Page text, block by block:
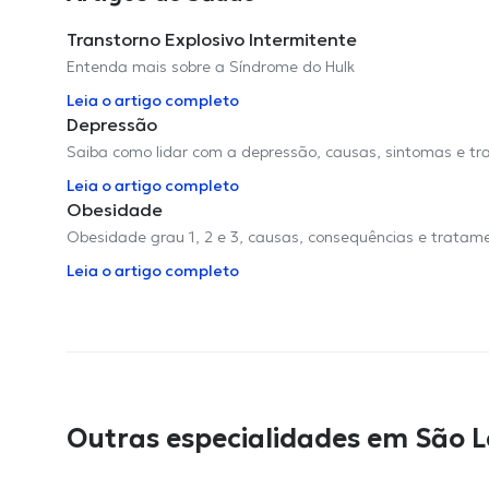
Transtorno Explosivo Intermitente
Entenda mais sobre a Síndrome do Hulk
Leia o artigo completo
Depressão
Saiba como lidar com a depressão, causas, sintomas e
Leia o artigo completo
Obesidade
Obesidade grau 1, 2 e 3, causas, consequências e
Leia o artigo completo
Outras especialidades em São